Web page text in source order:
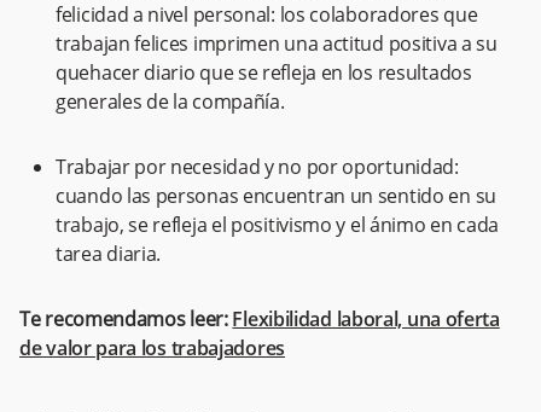
felicidad a nivel personal: los colaboradores que
trabajan felices imprimen una actitud positiva a su
quehacer diario que se refleja en los resultados
generales de la compañía.
Trabajar por necesidad y no por oportunidad:
cuando las personas encuentran un sentido en su
trabajo, se refleja el positivismo y el ánimo en cada
tarea diaria.
Te recomendamos leer:Flexibilidad laboral, una oferta
de valor para los trabajadores